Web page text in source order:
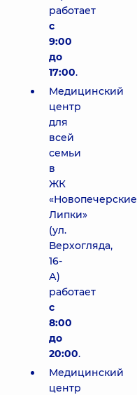
работает
с
9:00
до
17:00.
Медицинский
центр
для
всей
семьи
в
ЖК
«Новопечерские
Липки»
(ул.
Верхогляда,
16-
А)
работает
с
8:00
до
20:00.
Медицинский
центр